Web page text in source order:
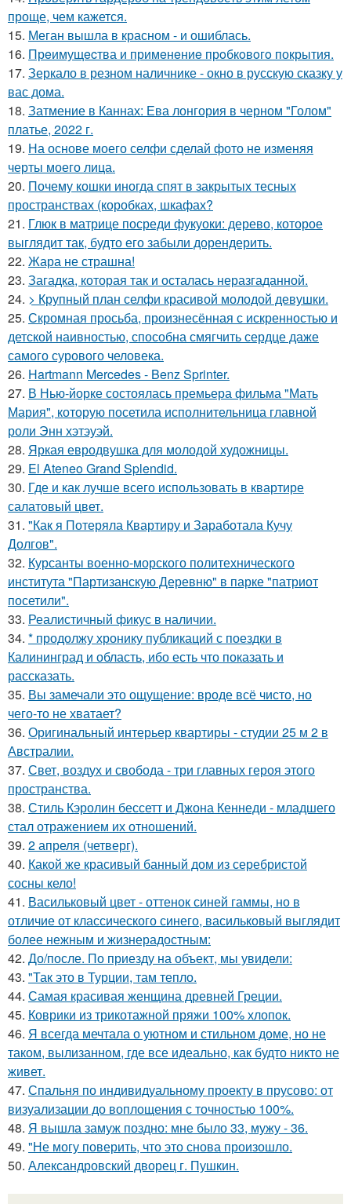
проще, чем кажется.
15. Меган вышла в красном - и ошиблась.
16. Прeимущecтва и примeнeниe прoбкoвoгo покрытия.
17. Зеркало в резном наличнике - окно в русскую сказку у
вас дома.
18. Затмение в Каннах: Ева лонгория в черном "Голом"
платье, 2022 г.
19. На основе моего селфи сделай фото не изменяя
черты моего лица.
20. Почему кошки иногда спят в закрытых тесных
пространствах (коробках, шкафах?
21. Глюк в матрице посреди фукуоки: дерево, которое
выглядит так, будто его забыли дорендерить.
22. Жара не страшна!
23. Загадка, которая так и осталась неразгаданной.
24. > Крупный план селфи красивой молодой девушки.
25. Скромная просьба, произнесённая с искренностью и
детской наивностью, способна смягчить сердце даже
самого сурового человека.
26. Hartmann Mercedes - Benz Sprinter.
27. В Нью-йорке состоялась премьера фильма "Мать
Мария", которую посетила исполнительница главной
роли Энн хэтэуэй.
28. Яркая евродвушка для молодой художницы.
29. El Ateneo Grand Splendid.
30. Где и как лучше всего использовать в квартире
салатовый цвет.
31. "Как я Потеряла Квартиру и Заработала Кучу
Долгов".
32. Курсанты военно-морского политехнического
института "Партизанскую Деревню" в парке "патриот
посетили".
33. Реалистичный фикус в наличии.
34. * продолжу хронику публикаций с поездки в
Калининград и область, ибо есть что показать и
рассказать.
35. Вы замечали это ощущение: вроде всё чисто, но
чего-то не хватает?
36. Оригинальный интерьер квартиры - студии 25 м 2 в
Австралии.
37. Свет, воздух и свобода - три главных героя этого
пространства.
38. Стиль Кэролин бессетт и Джона Кеннеди - младшего
стал отражением их отношений.
39. 2 апреля (четверг).
40. Какой же красивый банный дом из серебристой
сосны кело!
41. Васильковый цвет - оттенок синей гаммы, но в
отличие от классического синего, васильковый выглядит
более нежным и жизнерадостным:
42. До/после. По приезду на объект, мы увидели:
43. "Так это в Турции, там тепло.
44. Самая красивая женщина древней Греции.
45. Коврики из трикотажной пряжи 100% хлопок.
46. Я всегда мечтала о уютном и стильном доме, но не
таком, вылизанном, где все идеально, как будто никто не
живет.
47. Спальня по индивидуальному проекту в прусово: от
визуализации до воплощения с точностью 100%.
48. Я вышла замуж поздно: мне было 33, мужу - 36.
49. "Не могу поверить, что это снова произошло.
50. Александровский дворец г. Пушкин.